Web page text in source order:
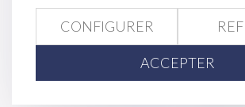
Enfant emmené par son
information judiciaire ouverte à
Midi-Pyrénées
<< < ... 290 291 292
CONFIGURER
ACCEPTER